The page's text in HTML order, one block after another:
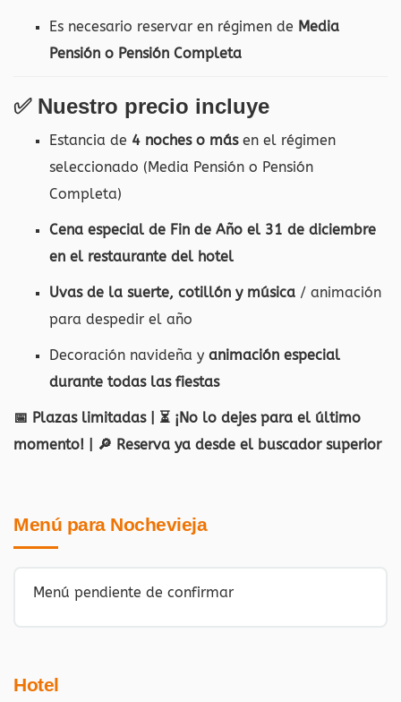
Es necesario reservar en régimen de Media
Pensión o Pensión Completa
✅ Nuestro precio incluye
Estancia de 4 noches o másen el régimen
seleccionado (Media Pensión o Pensión
Completa)
Cena especial de Fin de Año el 31 de diciembre
en el restaurante del hotel
Uvas de la suerte, cotillón y música / animación
para despedir el año
Decoración navideña y animación especial
durante todas las fiestas
📅 Plazas limitadas | ⏳ ¡No lo dejes para el último
momento! | 🔎 Reserva ya desde el buscador superior
Menú para Nochevieja
Menú pendiente de confirmar
Hotel